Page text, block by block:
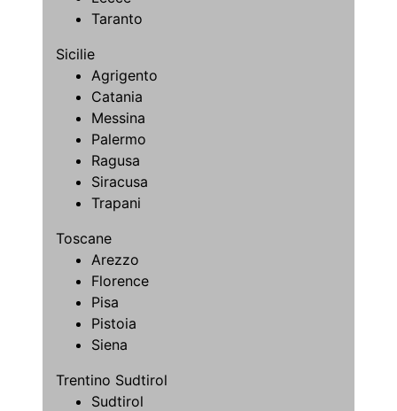
Taranto
Sicilie
Agrigento
Catania
Messina
Palermo
Ragusa
Siracusa
Trapani
Toscane
Arezzo
Florence
Pisa
Pistoia
Siena
Trentino Sudtirol
Sudtirol